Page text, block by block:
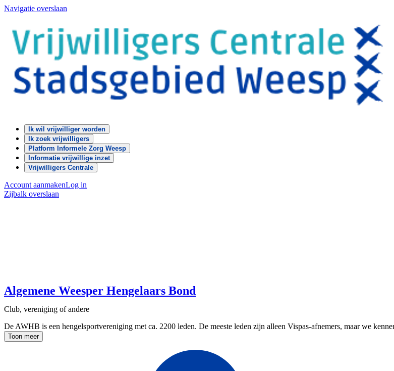
Navigatie overslaan
Ik wil vrijwilliger worden
Ik zoek vrijwilligers
Platform Informele Zorg Weesp
Informatie vrijwillige inzet
Vrijwilligers Centrale
Account aanmakenLog in
Zijbalk overslaan
Algemene Weesper Hengelaars Bond
Club, vereniging of andere
De AWHB is een hengelsportvereniging met ca. 2200 leden. De meeste leden zijn alleen Vispas-afnemers, maar we
Toon meer